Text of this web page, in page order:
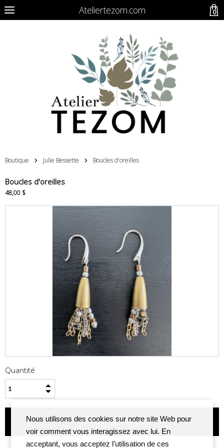
Ateliertezom.com
Boutique Julie Bessette Boucles d'oreilles
Boucles d'oreilles
48,00 $
Quantité
Nous utilisons des cookies sur notre site Web pour
voir comment vous interagissez avec lui. En
acceptant, vous acceptez l’utilisation de ces
0